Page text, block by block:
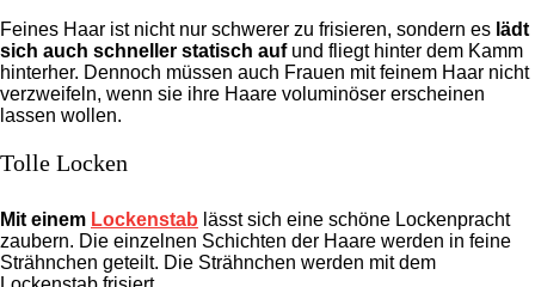
Feines Haar ist nicht nur schwerer zu frisieren, sondern es lädt
sich auch schneller statisch aufund fliegt hinter dem Kamm
hinterher. Dennoch müssen auch Frauen mit feinem Haar nicht
verzweifeln, wenn sie ihre Haare voluminöser erscheinen
lassen wollen.
Tolle Locken
Mit einem Lockenstab lässt sich eine schöne Lockenpracht
zaubern. Die einzelnen Schichten der Haare werden in feine
Strähnchen geteilt. Die Strähnchen werden mit dem